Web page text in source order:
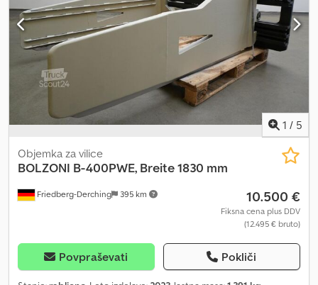
1 / 5
Friedberg-Derching 395 km
Objemka za vilice
BOLZONI B-400PWE, Breite 1830 mm
10.500 €
Fiksna cena plus DDV
(12.495 € bruto)
Povpraševati Pokliči